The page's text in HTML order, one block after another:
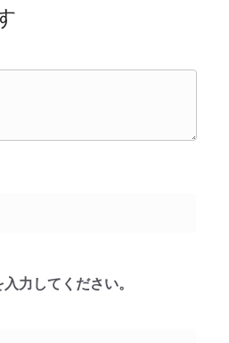
力してください。